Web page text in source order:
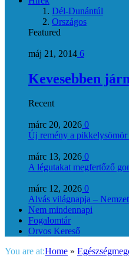
Dél-Dunántúl
Országos
Featured
máj 21, 2014 6
Kevesebben
Recent
márc 20, 2026 0
Új remény a pikkelysömör
márc 13, 2026 0
A légutakat megfertőző
márc 12, 2026 0
Alvás világnapja –
Nem mindennapi
Fogalomtár
Orvos Kereső
You are at:Home »